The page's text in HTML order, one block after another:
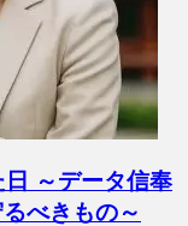
～データ信奉
べきもの～